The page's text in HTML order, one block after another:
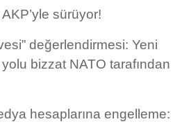
sürüyor!
değerlendirmesi: Yeni
bizzat NATO tarafından
hesaplarına engelleme: